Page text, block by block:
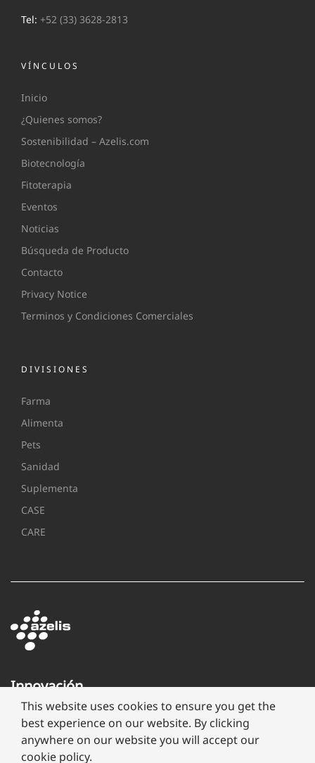
Tel: +52 (33) 3628-2813
VÍNCULOS
Inicio
¿Quienes somos?
Sostenibilidad – Azelis.com
Biotecnología
Fitoterapia
Eventos
Noticias
Búsqueda de Producto
Contacto
Privacy Notice
Terminos y Condiciones Comerciales
DIVISIONES
Farma
Alimenta
Pets
Sanidad
Suplementa
CASE
CARE
Innovación
través
de
formulación
This website uses cookies to ensure you get the
best experience on our website. By clicking
anywhere on our website you will accept our
cookie policy.